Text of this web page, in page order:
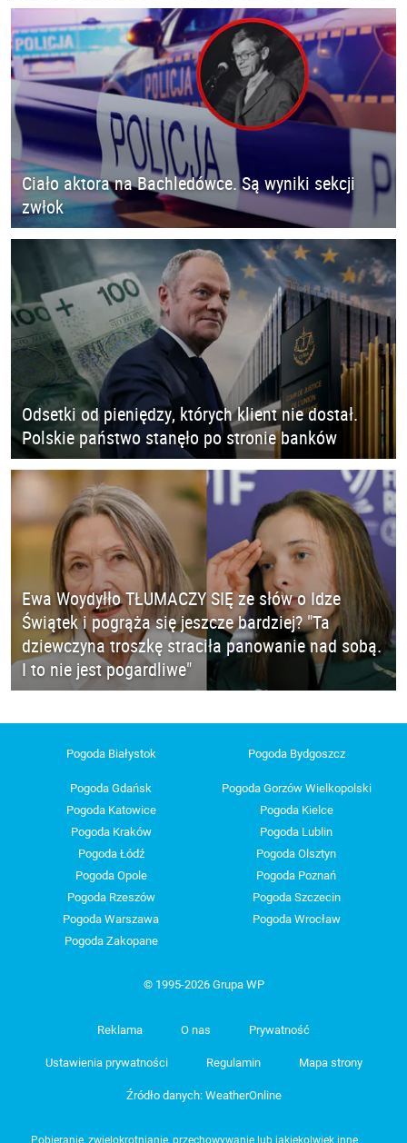
Ciało aktora na Bachledówce. Są wyniki sekcji
zwłok
Odsetki od pieniędzy, których klient nie dostał.
Polskie państwo stanęło po stronie banków
Ewa Woydyłło TŁUMACZY SIĘ ze słów o Idze
Świątek i pogrąża się jeszcze bardziej? "Ta
dziewczyna troszkę straciła panowanie nad sobą.
I to nie jest pogardliwe"
Pogoda Białystok Pogoda Bydgoszcz
Pogoda Gdańsk
Pogoda Gorzów Wielkopolski
Pogoda Katowice
Pogoda Kielce
Pogoda Kraków
Pogoda Lublin
Pogoda Łódź
Pogoda Olsztyn
Pogoda Opole
Pogoda Poznań
Pogoda Rzeszów
Pogoda Szczecin
Pogoda Warszawa
Pogoda Wrocław
Pogoda Zakopane
© 1995-2026 Grupa WP
Reklama O nas Prywatność
Ustawienia prywatności Regulamin Mapa strony
Źródło danych: WeatherOnline
Pobieranie, zwielokrotnianie, przechowywanie lub jakiekolwiek inne